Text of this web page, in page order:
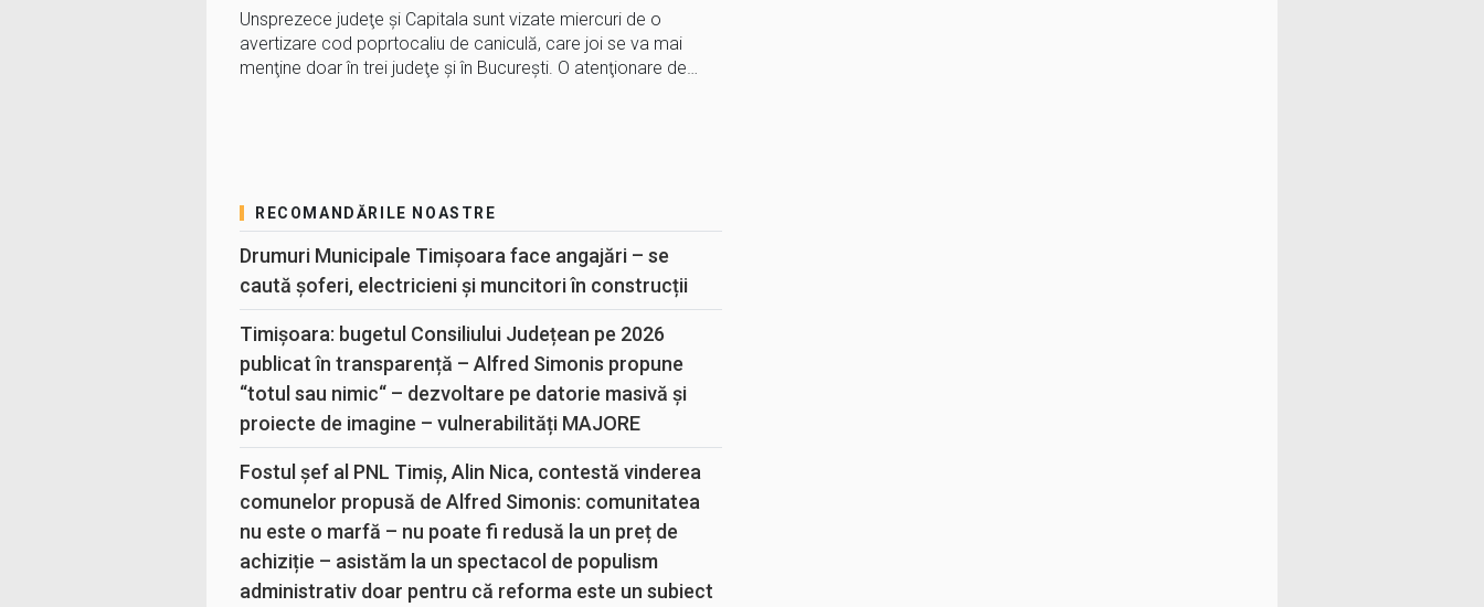
Unsprezece judeţe şi Capitala sunt vizate miercuri de o
avertizare cod poprtocaliu de caniculă, care joi se va mai
menţine doar în trei judeţe şi în Bucureşti. O atenţionare de…
RECOMANDĂRILE NOASTRE
Drumuri Municipale Timișoara face angajări – se
caută șoferi, electricieni și muncitori în construcții
Timișoara: bugetul Consiliului Județean pe 2026
publicat în transparență – Alfred Simonis propune
“totul sau nimic“ – dezvoltare pe datorie masivă și
proiecte de imagine – vulnerabilități MAJORE
Fostul șef al PNL Timiș, Alin Nica, contestă vinderea
comunelor propusă de Alfred Simonis: comunitatea
nu este o marfă – nu poate fi redusă la un preț de
achiziție – asistăm la un spectacol de populism
administrativ doar pentru că reforma este un subiect